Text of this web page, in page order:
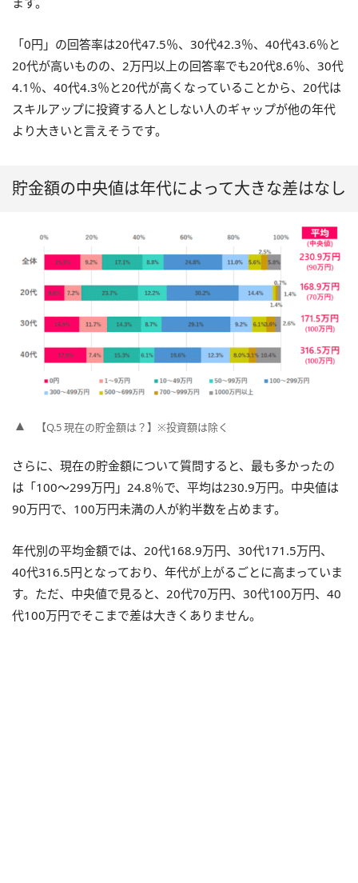
「0円」の回答率は20代47.5％、30代42.3％、40代43.6％と
20代が高いものの、2万円以上の回答率でも20代8.6％、30代
4.1％、40代4.3％と20代が高くなっていることから、20代は
スキルアップに投資する人としない人のギャップが他の年代
より大きいと言えそうです。
貯金額の中央値は年代によって大きな差はなし
【Q.5 現在の貯金額は？】※投資額は除く
さらに、現在の貯金額について質問すると、最も多かったの
は「100～299万円」24.8％で、平均は230.9万円。中央値は
90万円で、100万円未満の人が約半数を占めます。
年代別の平均金額では、20代168.9万円、30代171.5万円、
40代316.5円となっており、年代が上がるごとに高まっていま
す。ただ、中央値で見ると、20代70万円、30代100万円、40
代100万円でそこまで差は大きくありません。